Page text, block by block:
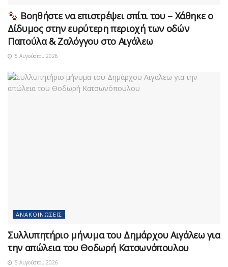
Βοηθήστε να επιστρέψει σπίτι του – Χάθηκε ο
Δίδυμος στην ευρύτερη περιοχή των οδών
Παπούλα & Ζαλόγγου στο Αιγάλεω
5 Αυγούστου 2026
ΑΝΑΚΟΙΝΏΣΕΙΣ
Συλλυπητήριο μήνυμα του Δημάρχου Αιγάλεω για
την απώλεια του Θοδωρή Κατσωνόπουλου
5 Αυγούστου 2026